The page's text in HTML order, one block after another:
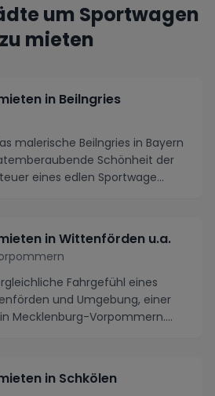
um Sportwagen
zu mieten
in Beilngries
malerische Beilngries in Bayern
Schönheit der
eines edlen Sportwage...
in Wittenförden u.a.
Fahrgefühl eines
und Umgebung, einer
Mecklenburg-Vorpommern.
in Schkölen